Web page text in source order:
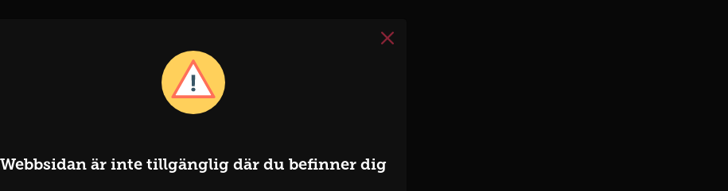
Webbsidan är inte tillgänglig där du befinner dig